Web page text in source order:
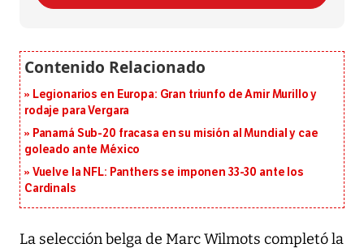
Legionarios en Europa: Gran triunfo de Amir Murillo y
rodaje para Vergara
Panamá Sub-20 fracasa en su misión al Mundial y cae
goleado ante México
Vuelve la NFL: Panthers se imponen 33-30 ante los
Cardinals
La selección belga de Marc Wilmots completó la